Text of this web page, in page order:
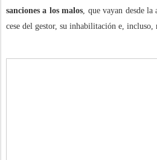
sanciones a los malos, que vayan desde la
cese del gestor, su inhabilitación e,